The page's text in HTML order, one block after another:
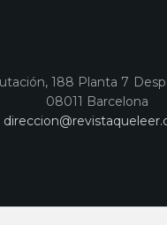
188 Planta 7
08011 Barcelona